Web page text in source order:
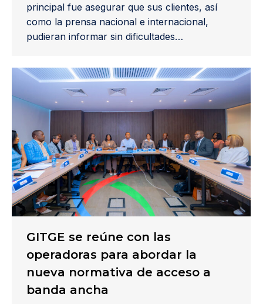
principal fue asegurar que sus clientes, así
como la prensa nacional e internacional,
pudieran informar sin dificultades…
GITGE se reúne con las
operadoras para abordar la
nueva normativa de acceso a
banda ancha